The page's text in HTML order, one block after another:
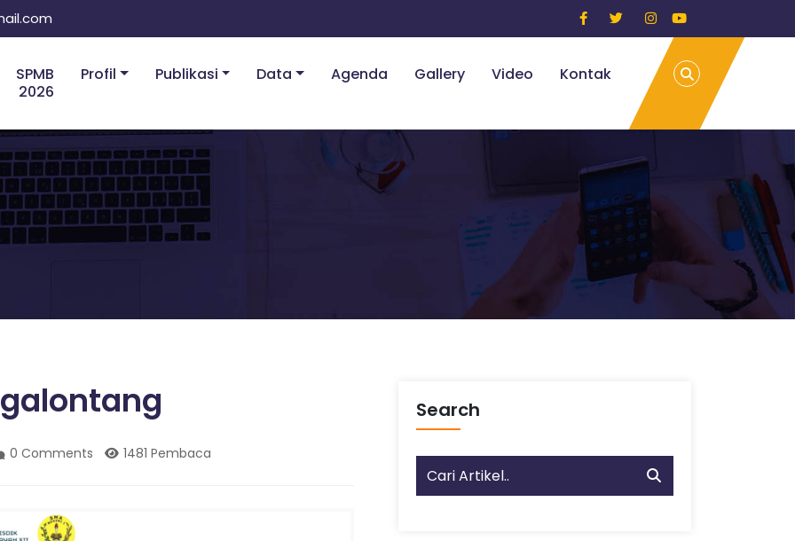
SPMB
2026
Profil Publikasi Data Agenda Gallery Video Kontak
0 Comments 1481 Pembaca
Search